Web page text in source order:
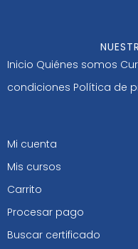
Inicio Quiénes somos
condiciones Política de
Mi cuenta
Mis cursos
Carrito
Procesar pago
Buscar certificado